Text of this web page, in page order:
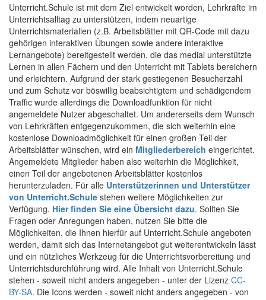
Unterricht.Schule ist mit dem Ziel entwickelt worden, Lehrkräfte im
Unterrichtsalltag zu unterstützen, indem neuartige
Unterrichtsmaterialien (z.B. Arbeitsblätter mit QR-Code mit dazu
gehörigen interaktiven Übungen sowie andere interaktive
Lernangebote) bereitgestellt werden, die das medial unterstützte
Lernen in allen Fächern und den Unterricht mit Tablets bereichern
und erleichtern. Aufgrund der stark gestiegenen Besucherzahl
und zum Schutz vor böswillig beabsichtigtem und schädigendem
Traffic wurde allerdings die Downloadfunktion für nicht
angemeldete Nutzer abgeschaltet. Um andererseits dem Wunsch
von Lehrkräften entgegenzukommen, die sich weiterhin eine
kostenlose Downloadmöglichkeit für einen großen Teil der
Arbeitsblätter wünschen, wird ein Mitgliederbereich eingerichtet.
Angemeldete Mitglieder haben also weiterhin die Möglichkeit,
einen Teil der angebotenen Arbeitsblätter kostenlos
herunterzuladen. Für alle Unterstützerinnen und Unterstützer
von Unterricht.Schule stehen weitere Möglichkeiten zur
Verfügung. Hier finden Sie eine Übersicht dazu. Sollten Sie
Fragen oder Anregungen haben, nutzen Sie bitte die
Möglichkeiten, die Ihnen hierfür auf Unterricht.Schule angeboten
werden, damit sich das Internetangebot gut weiterentwickeln lässt
und ein nützliches Werkzeug für die Unterrichtsvorbereitung und
Unterrichtsdurchführung wird. Alle Inhalt von Unterricht.Schule
stehen - soweit nicht anders angegeben - unter der Lizenz CC-
BY-SA. Die Icons werden - soweit nicht anders angegeben - von